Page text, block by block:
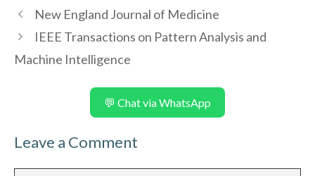
New England Journal of Medicine
IEEE Transactions on Pattern Analysis and
Machine Intelligence
💬 Chat via WhatsApp
Leave a Comment